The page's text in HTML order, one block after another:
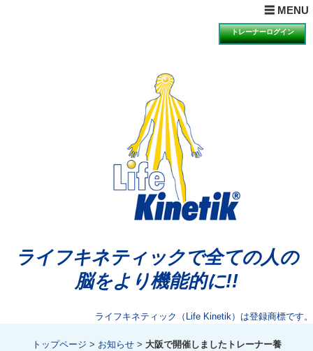
トレーナーログイン
ライフキネティックで全ての人の
脳をより機能的に!!
ライフキネティック（Life Kinetik）は登録商標です。
☰ MENU
× MENUを閉じる
理論とは
ライフキネティックQ&A
期待できる効果
科学的検証の一例
講習会の受講について
講習会のお知らせと申込
動画視聴による説明・体験のお知らせと申込
体験会のお知らせと申込
公認トレーナー紹介
ライセンス再取得希望者へ
トップページ > お知らせ > 大阪で開催しましたトレーナー養